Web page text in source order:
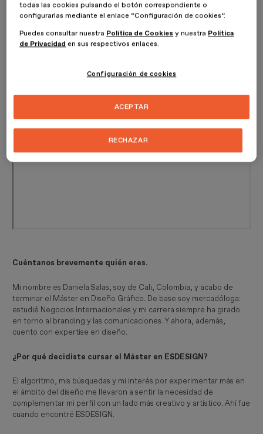
Cuéntanos brevemente quién eres.
Mi nombre es Daniela Salas, soy de Cali, Colombia, y acabo de
terminar el Máster en Diseño Gráfico. De base soy mercadóloga:
estudié Negocios Internacionales y mi carrera siempre ha girado
en torno al branding y las comunicaciones. Y ahora, además,
cuento con expertise en diseño.
¿Por qué decidiste cursar el Máster en ESDESIGN?
El algoritmo, mis búsquedas y mi interés por experimentar más en
el ámbito del diseño me llevaron a sentir la necesidad de
complementar mi perfil con un lado más creativo y artístico. Ahí fue
cuando encontré ESDESIGN.
todas las cookies pulsando el botón correspondiente o
configurarlas mediante el enlace “Configuración de cookies”.
Puedes consultar nuestra Política de Cookies y nuestra Política
de Privacidad en sus respectivos enlaces.
Configuración de cookies
RECHAZAR
ACEPTAR